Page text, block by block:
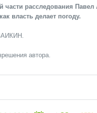
части расследования Павел
власть делает погоду.
автора.